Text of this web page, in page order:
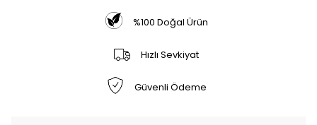
%100 Doğal Ürün
Hızlı Sevkiyat
Güvenli Ödeme